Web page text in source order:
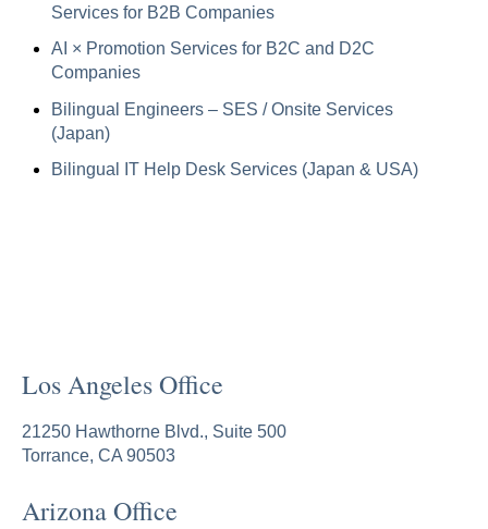
Services for B2B Companies
AI × Promotion Services for B2C and D2C
Companies
Bilingual Engineers – SES / Onsite Services
(Japan)
Bilingual IT Help Desk Services (Japan & USA)
Los Angeles Office
21250 Hawthorne Blvd., Suite 500
Torrance, CA 90503
Arizona Office